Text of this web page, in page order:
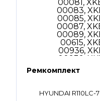
Ремкомплект
HYUNDAI R110LC-7